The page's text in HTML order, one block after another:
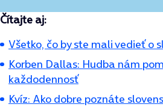
Čítajte aj:
Všetko, čo by ste mali vedieť o
Korben Dallas: Hudba nám
každodennosť
Kvíz: Ako dobre poznáte